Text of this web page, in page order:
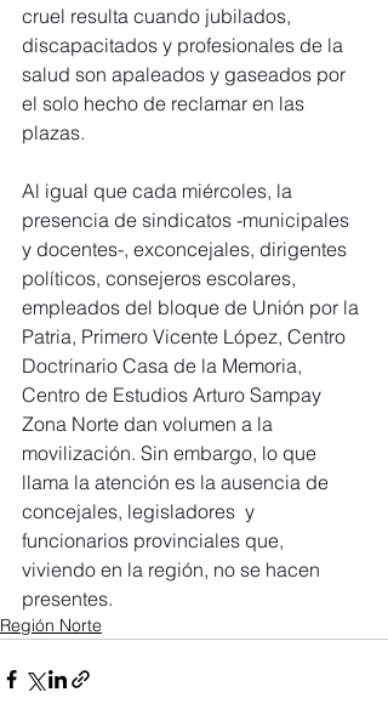
cruel resulta cuando jubilados,
discapacitados y profesionales de la
salud son apaleados y gaseados por
el solo hecho de reclamar en las
plazas.
Al igual que cada miércoles, la
presencia de sindicatos -municipales
y docentes-, exconcejales, dirigentes
políticos, consejeros escolares,
empleados del bloque de Unión por la
Patria, Primero Vicente López, Centro
Doctrinario Casa de la Memoria,
Centro de Estudios Arturo Sampay
Zona Norte dan volumen a la
movilización. Sin embargo, lo que
llama la atención es la ausencia de
concejales, legisladores  y
funcionarios provinciales que,
viviendo en la región, no se hacen
presentes.
Región Norte